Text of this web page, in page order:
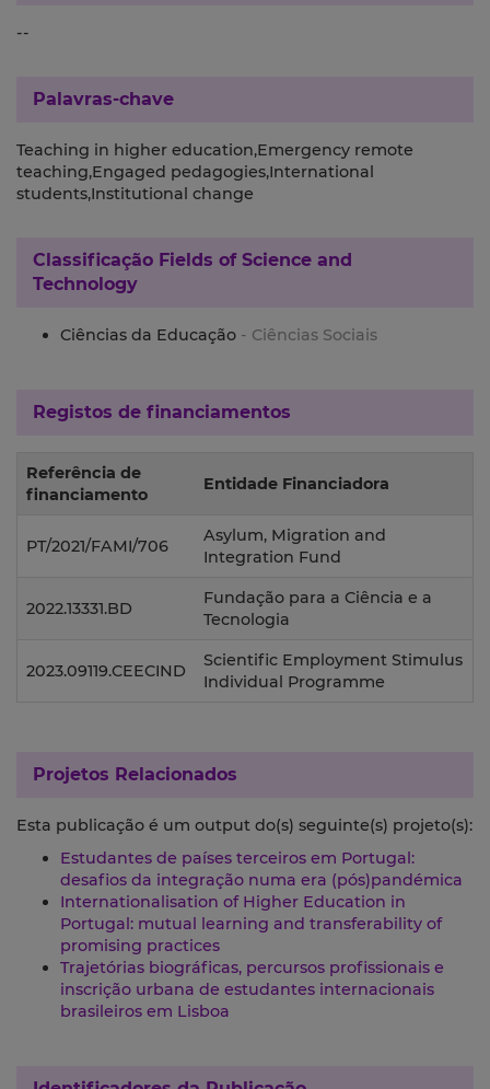
--
Palavras-chave
Teaching in higher education,Emergency remote
teaching,Engaged pedagogies,International
students,Institutional change
Classificação Fields of Science and
Technology
Ciências da Educação - Ciências Sociais
Registos de financiamentos
Referência de
financiamento
Entidade Financiadora
PT/2021/FAMI/706
Asylum, Migration and
Integration Fund
2022.13331.BD
Fundação para a Ciência e a
Tecnologia
2023.09119.CEECIND
Scientific Employment Stimulus
Individual Programme
Projetos Relacionados
Esta publicação é um output do(s) seguinte(s) projeto(s):
Estudantes de países terceiros em Portugal:
desafios da integração numa era (pós)pandémica
Internationalisation of Higher Education in
Portugal: mutual learning and transferability of
promising practices
Trajetórias biográficas, percursos profissionais e
inscrição urbana de estudantes internacionais
brasileiros em Lisboa